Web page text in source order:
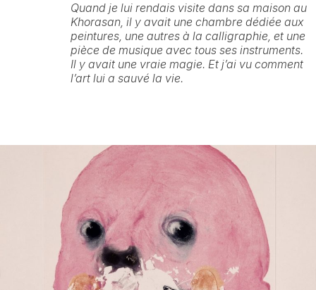
Quand je lui rendais visite dans sa maison au
Khorasan, il y avait une chambre dédiée aux
peintures, une autres à la calligraphie, et une
pièce de musique avec tous ses instruments.
Il y avait une vraie magie. Et j’ai vu comment
l’art lui a sauvé la vie.